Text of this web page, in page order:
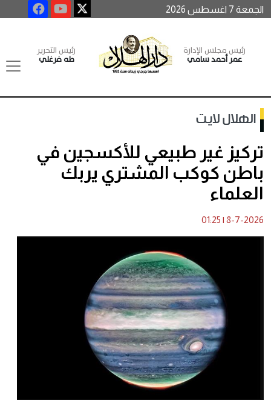
الجمعة 7 اغسطس 2026
رئيس مجلس الإدارة
عمر أحمد سامي
رئيس التحرير
طه فرغلي
الهلال لايت
تركيز غير طبيعي للأكسجين في
باطن كوكب المشتري يربك
العلماء
8-7-2026
|
01:25